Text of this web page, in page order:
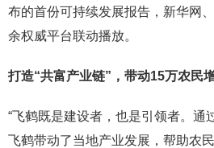
布的首份可持续发展报告，新华网
余权威平台联动播放。
打造“共富产业链”，带动15万农民
“飞鹤既是建设者，也是引领者。通
飞鹤带动了当地产业发展，帮助农